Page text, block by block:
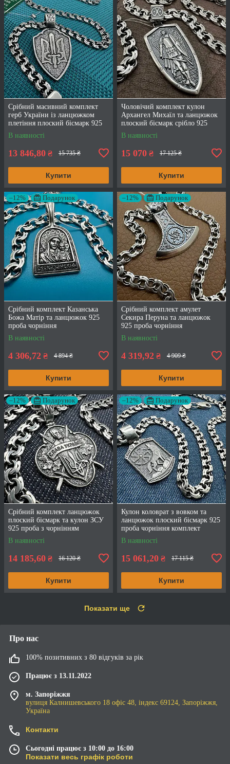
Срібний масивний комплект
герб України із ланцюжком
плетіння плоский бісмарк 925
проба
В наявності
13 846,80 ₴ 15 735 ₴
Купити
Чоловічий комплект кулон
Архангел Михаїл та ланцюжок
плоский бісмарк срібло 925
проба
В наявності
15 070 ₴ 17 125 ₴
Купити
–12% Подарунок
Срібний комплект Казанська
Божа Матір та ланцюжок 925
проба чорніння
В наявності
4 306,72 ₴ 4 894 ₴
Купити
–12% Подарунок
Срібний комплект амулет
Секира Перуна та ланцюжок
925 проба чорніння
В наявності
4 319,92 ₴ 4 909 ₴
Купити
–12% Подарунок
Срібний комплект ланцюжок
плоский бісмарк та кулон ЗСУ
925 проба з чорнінням
В наявності
14 185,60 ₴ 16 120 ₴
Купити
–12% Подарунок
Кулон коловрат з вовком та
ланцюжок плоский бісмарк 925
проба чорніння комплект
В наявності
15 061,20 ₴ 17 115 ₴
Купити
Показати ще
Про нас
100% позитивних з 80 відгуків за рік
Працює з 13.11.2022
м. Запоріжжя
вулиця Калнишевського 18 офіс 48, індекс 69124, Запоріжжя,
Україна
Контакти
Сьогодні працює з 10:00 до 16:00
Показати весь графік роботи